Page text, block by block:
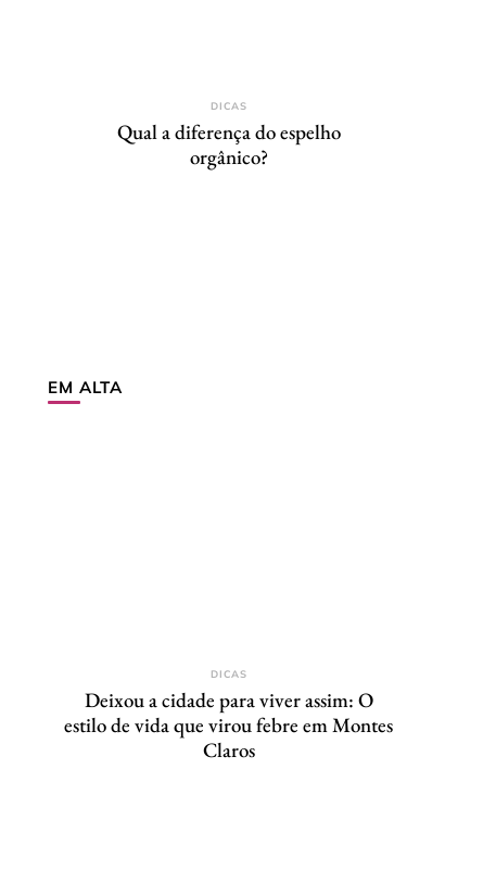
DICAS
Qual a diferença do espelho
orgânico?
EM ALTA
DICAS
Deixou a cidade para viver assim: O
estilo de vida que virou febre em Montes
Claros